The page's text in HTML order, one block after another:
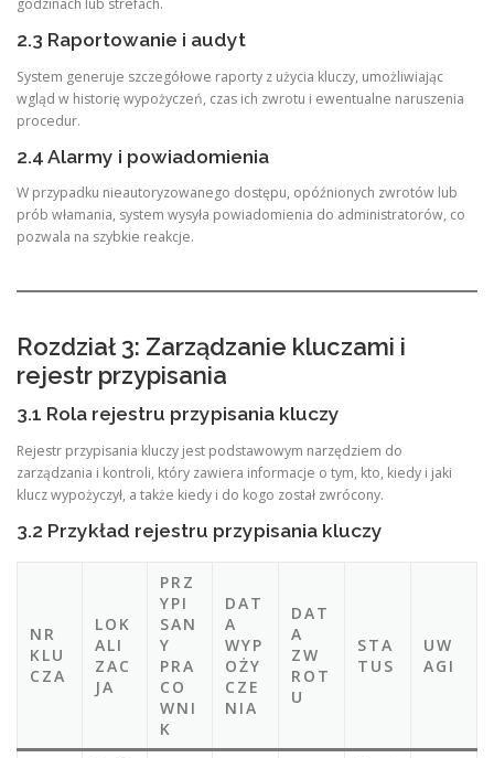
godzinach lub strefach.
2.3 Raportowanie i audyt
System generuje szczegółowe raporty z użycia kluczy, umożliwiając
wgląd w historię wypożyczeń, czas ich zwrotu i ewentualne naruszenia
procedur.
2.4 Alarmy i powiadomienia
W przypadku nieautoryzowanego dostępu, opóźnionych zwrotów lub
prób włamania, system wysyła powiadomienia do administratorów, co
pozwala na szybkie reakcje.
Rozdział 3: Zarządzanie kluczami i
rejestr przypisania
3.1 Rola rejestru przypisania kluczy
Rejestr przypisania kluczy jest podstawowym narzędziem do
zarządzania i kontroli, który zawiera informacje o tym, kto, kiedy i jaki
klucz wypożyczył, a także kiedy i do kogo został zwrócony.
3.2 Przykład rejestru przypisania kluczy
NR
KLU
CZA
LOK
ALI
ZAC
JA
PRZ
YPI
SAN
Y
PRA
CO
WNI
K
DAT
A
WYP
OŻY
CZE
NIA
DAT
A
ZW
ROT
U
STA
TUS
UW
AGI